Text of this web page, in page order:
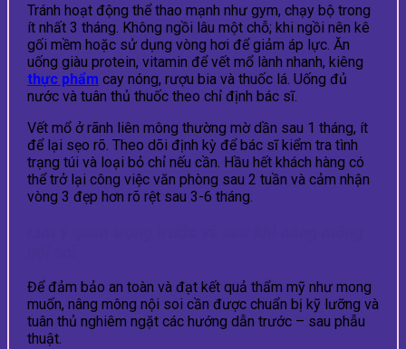
Tránh hoạt động thể thao mạnh như gym, chạy bộ trong
ít nhất 3 tháng. Không ngồi lâu một chỗ; khi ngồi nên kê
gối mềm hoặc sử dụng vòng hơi để giảm áp lực. Ăn
uống giàu protein, vitamin để vết mổ lành nhanh, kiêng
thực phẩm cay nóng, rượu bia và thuốc lá. Uống đủ
nước và tuân thủ thuốc theo chỉ định bác sĩ.
Vết mổ ở rãnh liên mông thường mờ dần sau 1 tháng, ít
để lại sẹo rõ. Theo dõi định kỳ để bác sĩ kiểm tra tình
trạng túi và loại bỏ chỉ nếu cần. Hầu hết khách hàng có
thể trở lại công việc văn phòng sau 2 tuần và cảm nhận
vòng 3 đẹp hơn rõ rệt sau 3-6 tháng.
Để đảm bảo an toàn và đạt kết quả thẩm mỹ như mong
muốn, nâng mông nội soi cần được chuẩn bị kỹ lưỡng và
tuân thủ nghiêm ngặt các hướng dẫn trước – sau phẫu
thuật.